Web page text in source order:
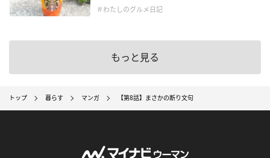
＃わたしのグルメ日記
もっと見る
トップ 暮らす マンガ 【第8話】まさかの断り文句